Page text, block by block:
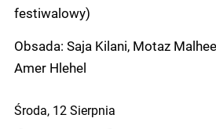
festiwalowy)
Obsada: Saja Kilani, Motaz
Amer Hlehel
Środa, 12 Sierpnia